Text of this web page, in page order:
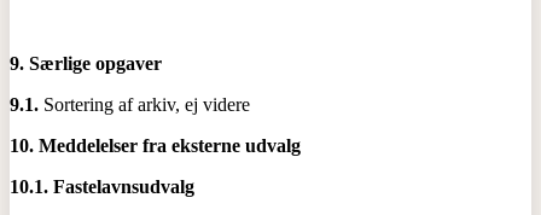
9. Særlige opgaver
9.1. Sortering af arkiv, ej videre
10. Meddelelser fra eksterne udvalg
10.1. Fastelavnsudvalg